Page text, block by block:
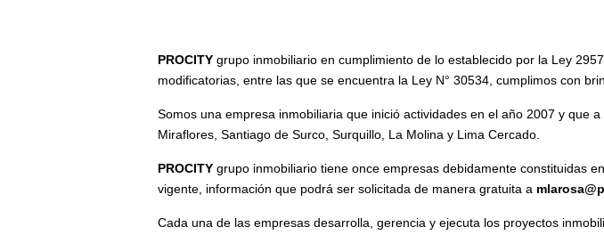
PROCITY grupo inmobiliario en cumplimiento de lo establecido por la Ley
modificatorias, entre las que se encuentra la Ley N° 30534, cumplimos con
Somos una empresa inmobiliaria que inició actividades en el año 2007 y que
Miraflores, Santiago de Surco, Surquillo, La Molina y Lima Cercado.
PROCITY grupo inmobiliario tiene once empresas debidamente constituidas
vigente, información que podrá ser solicitada de manera gratuita a
Cada una de las empresas desarrolla, gerencia y ejecuta los proyectos